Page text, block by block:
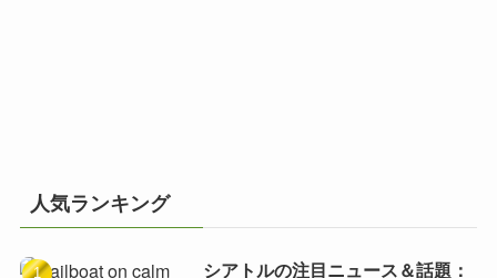
人気ランキング
シアトルの注目ニュース＆話題：